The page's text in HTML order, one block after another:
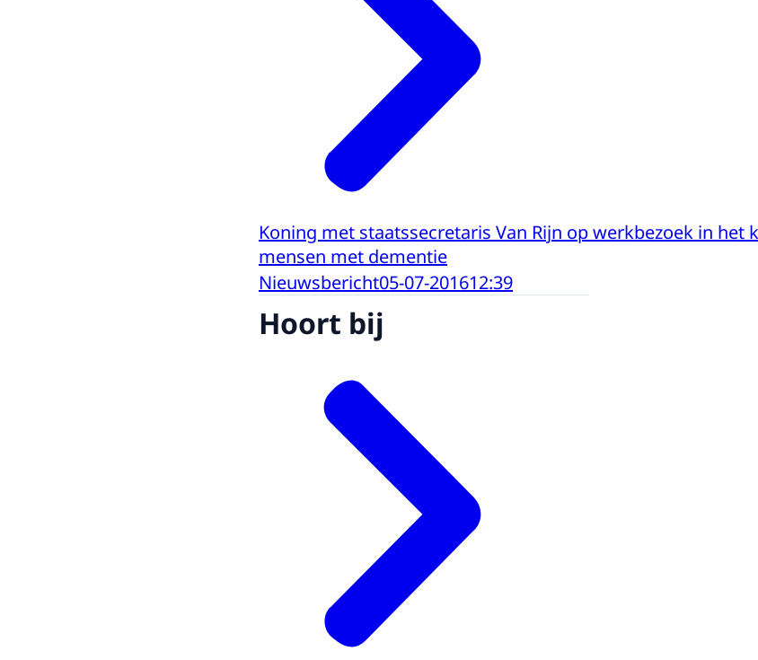
Koning met staatssecretaris Van Rijn op werkbezoek in het
mensen met dementie
Nieuwsbericht05-07-201612:39
Hoort bij